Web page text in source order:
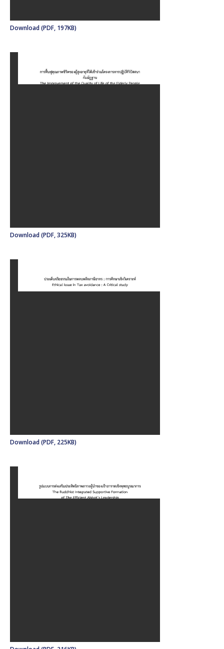
Download (PDF, 197KB)
Download (PDF, 325KB)
Download (PDF, 225KB)